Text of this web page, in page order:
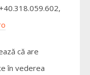
că are
în vederea